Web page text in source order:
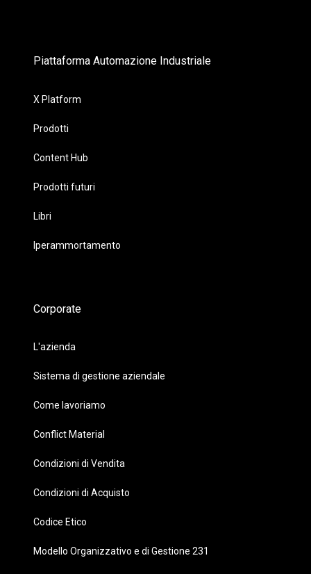
Piattaforma Automazione Industriale
X Platform
Prodotti
Content Hub
Prodotti futuri
Libri
Iperammortamento
Corporate
L'azienda
Sistema di gestione aziendale
Come lavoriamo
Conflict Material
Condizioni di Vendita
Condizioni di Acquisto
Codice Etico
Modello Organizzativo e di Gestione 231